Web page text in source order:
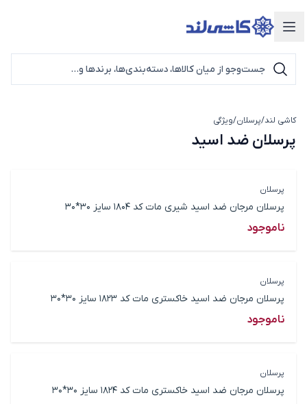
دسته‌بندی محصولات
کاشی لند/پرسلان/ویژگی
پرسلان ضد اسید
پرسلان
پرسلان مرجان ضد اسید شیری مات کد 1804 سایز 30*30
ناموجود
پرسلان
پرسلان مرجان ضد اسید خاکستری مات کد 1823 سایز 30*30
ناموجود
پرسلان
پرسلان مرجان ضد اسید خاکستری مات کد 1824 سایز 30*30